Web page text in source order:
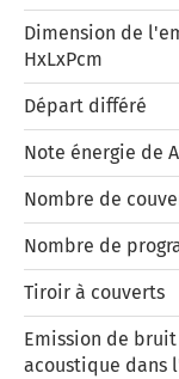
Dimension de
HxLxPcm
Départ différé
Note énergie de
Nombre de
Nombre de
Tiroir à couverts
Emission de bruit
acoustique dans